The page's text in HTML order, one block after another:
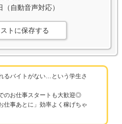
自動音声対応）
トに保存する
るバイトがない…という学生さ
のお仕事スタートも大歓迎◎
事あとに」効率よく稼げちゃ